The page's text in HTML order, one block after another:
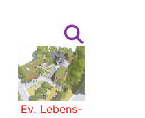
Ev. Lebens-